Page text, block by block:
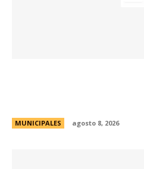
MUNICIPALES agosto 8, 2026